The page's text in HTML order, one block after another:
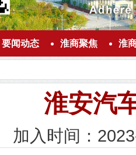
要闻动态 淮商聚焦 淮
淮安汽
入时间：